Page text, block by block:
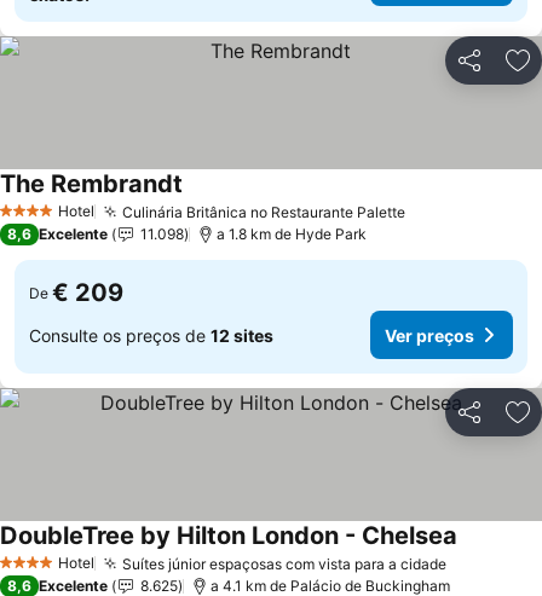
Partilhar
4 EstrelasHotel Culinária Britânica no Restaurante Palette
The Rembrandt
8,6 Excelente 11.098 a 1.8 km de Hyde Park
De € 209
Consulte os preços de 12 sites Ver preços
Partilhar
4 EstrelasHotel Suítes júnior espaçosas com vista para a cidade
DoubleTree by Hilton London - Chelsea
8,6 Excelente 8.625 a 4.1 km de Palácio de Buckingham